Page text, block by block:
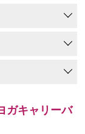
ガキャリーバ